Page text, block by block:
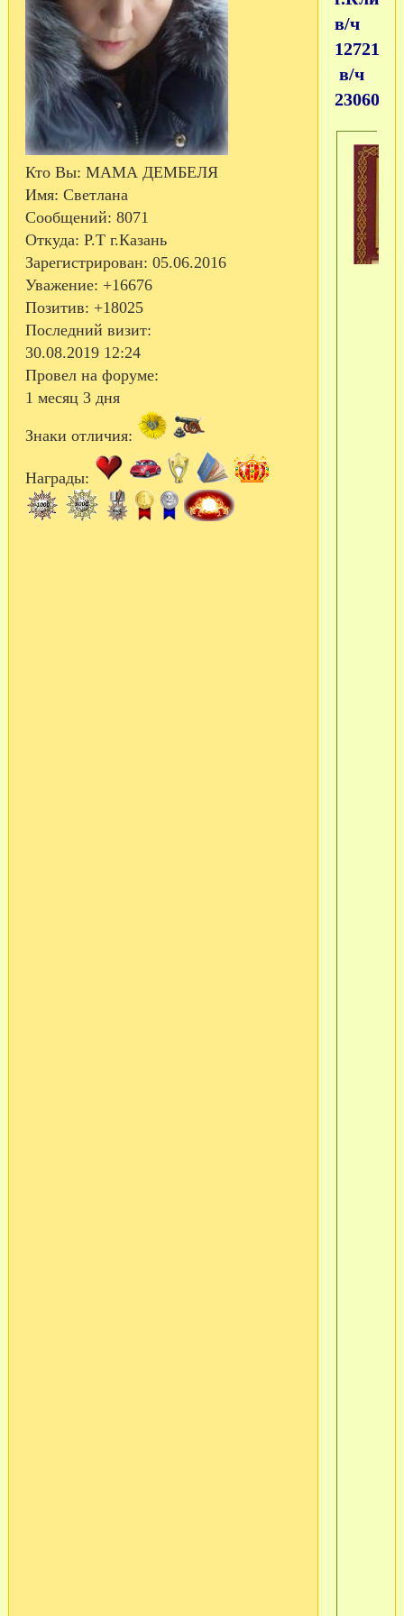
Кто Вы: МАМА ДЕМБЕЛЯ
Имя: Светлана
Сообщений: 8071
Откуда: Р.Т г.Казань
Зарегистрирован: 05.06.2016
Уважение: +16676
Позитив: +18025
Последний визит:
30.08.2019 12:24
Провел на форуме:
1 месяц 3 дня
Знаки отличия:
Награды:
в/ч
12721
в/ч
23060